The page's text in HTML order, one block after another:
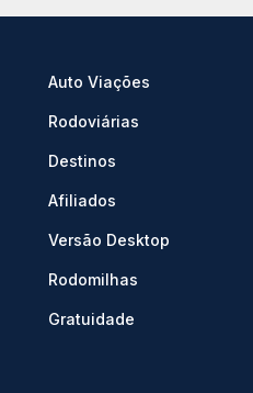
Auto Viações
Rodoviárias
Destinos
Afiliados
Versão Desktop
Rodomilhas
Gratuidade